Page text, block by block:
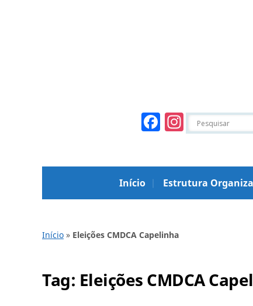
Facebook
Início Estrutura
Início » Eleições CMDCA Capelinha
Tag: Eleições CMDCA